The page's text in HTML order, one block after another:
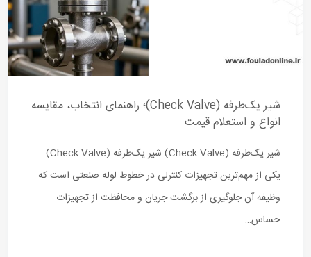
شیر یک‌طرفه (Check Valve)؛ راهنمای انتخاب، مقایسه
انواع و استعلام قیمت
شیر یک‌طرفه (Check Valve) شیر یک‌طرفه (Check Valve)
یکی از مهم‌ترین تجهیزات کنترلی در خطوط لوله صنعتی است که
وظیفه آن جلوگیری از برگشت جریان و محافظت از تجهیزات
حساس…